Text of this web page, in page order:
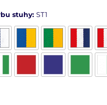
stuhy: ST1